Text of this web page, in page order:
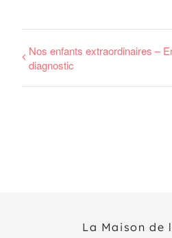
Nos enfants extraordinaires –
diagnostic
La Maison de